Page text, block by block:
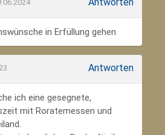
in Erfüllung gehen
Antworten
ich eine gesegnete,
mit Roratemessen und